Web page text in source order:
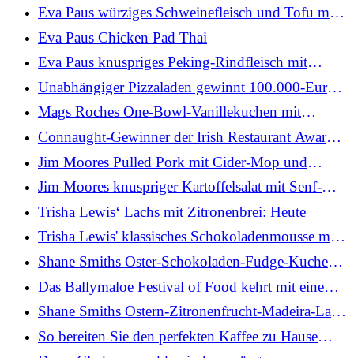
aufzubrauchen
Eva Paus würziges Schweinefleisch und Tofu mit
Jasminreis
Eva Paus Chicken Pad Thai
Eva Paus knuspriges Peking-Rindfleisch mit
gebratenen Nudeln
Unabhängiger Pizzaladen gewinnt 100.000-Euro-
Preis bei den Just Eat Awards
Mags Roches One-Bowl-Vanillekuchen mit
Pfirsich und Himbeere: Heute
Connaught-Gewinner der Irish Restaurant Awards
2026
Jim Moores Pulled Pork mit Cider-Mop und
würzigem Krautsalat
Jim Moores knuspriger Kartoffelsalat mit Senf-
Kapern-Dressing
Trisha Lewis‘ Lachs mit Zitronenbrei: Heute
Trisha Lewis' klassisches Schokoladenmousse mit
Vanille, knusprigen Nusskrümeln, Himbeeren,
Minze und Chantilly-Creme
Shane Smiths Oster-Schokoladen-Fudge-Kuchen:
Heute
Das Ballymaloe Festival of Food kehrt mit einem
herausragenden Programm nach Cork zurück
Shane Smiths Ostern-Zitronenfrucht-Madeira-Laib:
Heute
So bereiten Sie den perfekten Kaffee zu Hause
oder unterwegs zu